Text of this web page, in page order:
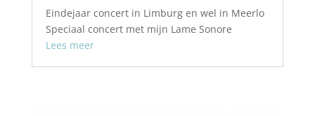
Eindejaar concert in Limburg en wel in Meerlo
Speciaal concert met mijn Lame Sonore
Lees meer